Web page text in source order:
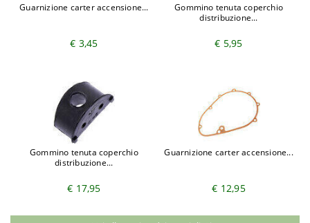
Guarnizione carter accensione...
€ 3,45
Gommino tenuta coperchio
distribuzione...
€ 5,95
Gommino tenuta coperchio
distribuzione...
€ 17,95
Guarnizione carter accensione...
€ 12,95